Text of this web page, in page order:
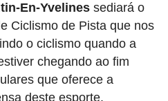
En-Yvelinessediará o
Ciclismo de Pista que nos
o ciclismo quando a
chegando ao fim
que oferece a
deste esporte.